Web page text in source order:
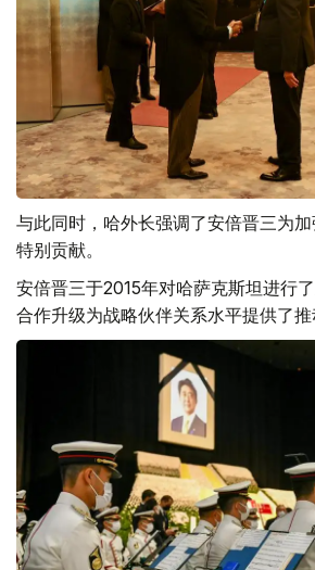
与此同时，哈外长强调了安倍晋三为
特别贡献。
安倍晋三于2015年对哈萨克斯坦进行
合作升级为战略伙伴关系水平提供了推